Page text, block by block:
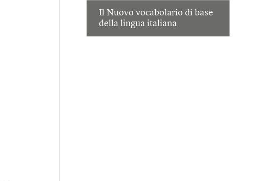
Il Nuovo vocabolario di base
della lingua italiana